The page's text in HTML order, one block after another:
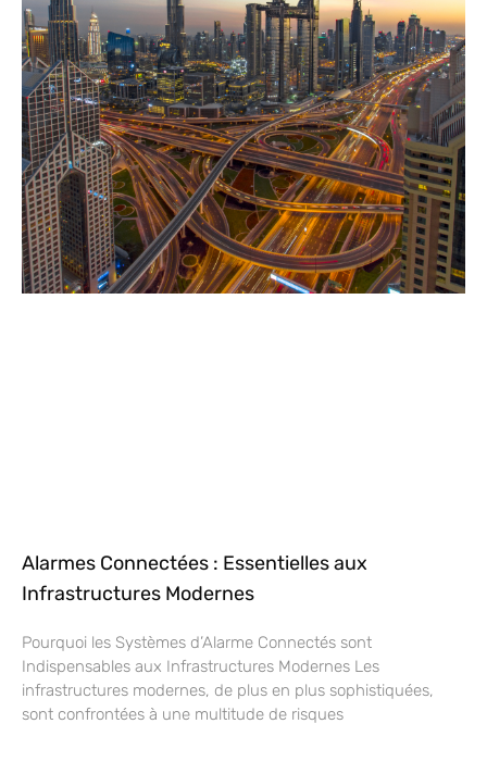
Alarmes Connectées : Essentielles aux
Infrastructures Modernes
Pourquoi les Systèmes d’Alarme Connectés sont
Indispensables aux Infrastructures Modernes Les
infrastructures modernes, de plus en plus sophistiquées,
sont confrontées à une multitude de risques